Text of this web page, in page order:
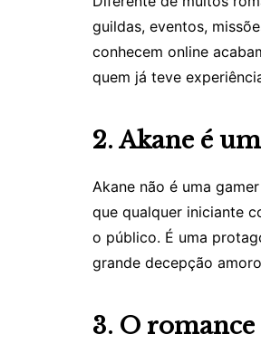
guildas, eventos,
conhecem online
quem já teve
2. Akane é
Akane não é uma
que qualquer iniciante
o público. É uma
grande decepção
3. O